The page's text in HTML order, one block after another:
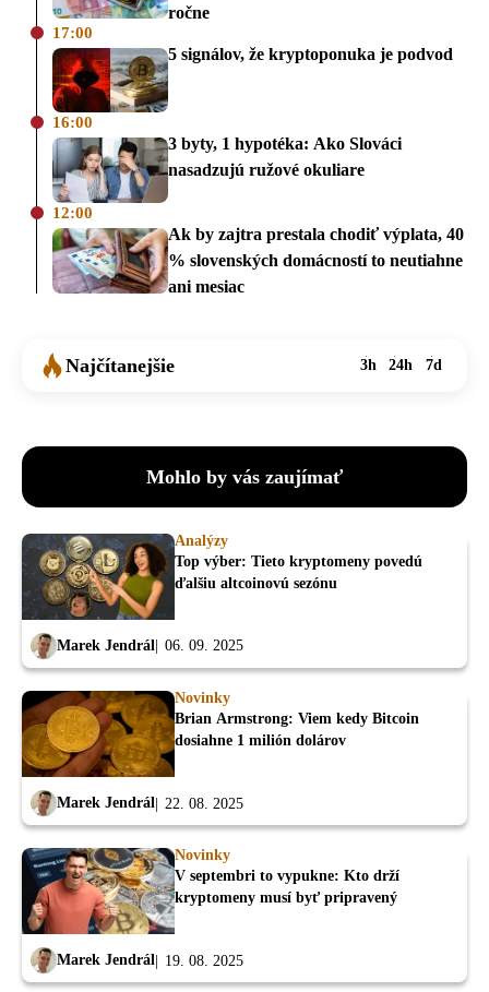
ročne
17:00
5 signálov, že kryptoponuka je podvod
16:00
3 byty, 1 hypotéka: Ako Slováci
nasadzujú ružové okuliare
12:00
Ak by zajtra prestala chodiť výplata, 40
% slovenských domácností to neutiahne
ani mesiac
Najčítanejšie 3h 24h 7d
Mohlo by vás zaujímať
Analýzy
Top výber: Tieto kryptomeny povedú
ďalšiu altcoinovú sezónu
Marek Jendrál 06. 09. 2025
Novinky
Brian Armstrong: Viem kedy Bitcoin
dosiahne 1 milión dolárov
Marek Jendrál 22. 08. 2025
Novinky
V septembri to vypukne: Kto drží
kryptomeny musí byť pripravený
Marek Jendrál 19. 08. 2025